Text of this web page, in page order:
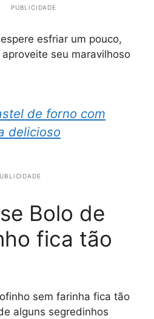
PUBLICIDADE
esfriar um pouco,
seu maravilhoso
de forno com
delicioso
Bolo de
fica tão
sem farinha fica tão
alguns segredinhos